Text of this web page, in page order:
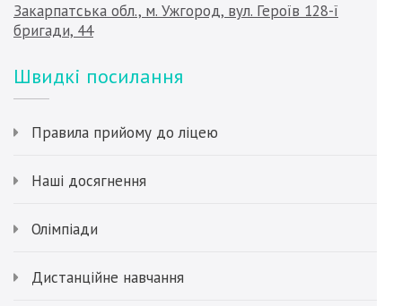
Закарпатська обл., м. Ужгород, вул. Героїв 128-ї
бригади, 44
Швидкі посилання
Правила прийому до ліцею
Наші досягнення
Олімпіади
Дистанційне навчання